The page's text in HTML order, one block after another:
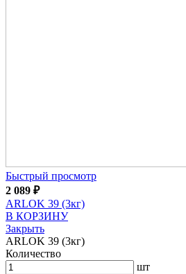
Быстрый просмотр
2 089 ₽
ARLOK 39 (3кг)
В КОРЗИНУ
Закрыть
ARLOK 39 (3кг)
Количество
шт